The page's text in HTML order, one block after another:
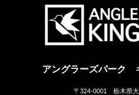
アングラーズパーク
〒324-0001 栃木県